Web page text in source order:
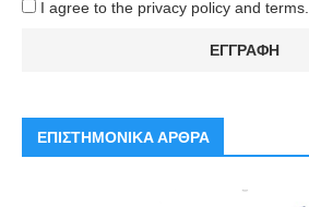
I agree to the privacy policy and terms.
ΕΠΙΣΤΗΜΟΝΙΚΑ ΑΡΘΡΑ